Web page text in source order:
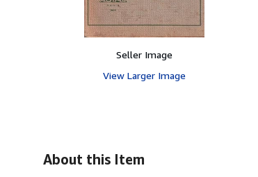
Seller Image
View Larger Image
About this Item